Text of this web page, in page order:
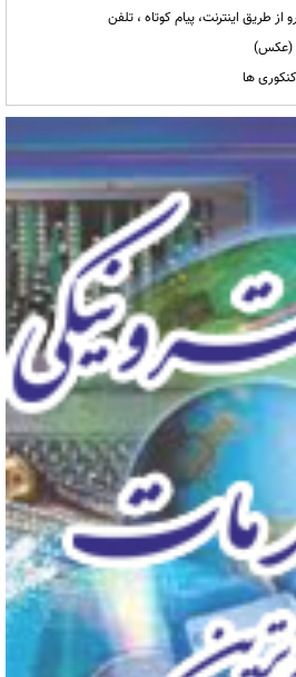
طریق اینترنت، پیام کوتاه ، تلفن
(عکس)
ها